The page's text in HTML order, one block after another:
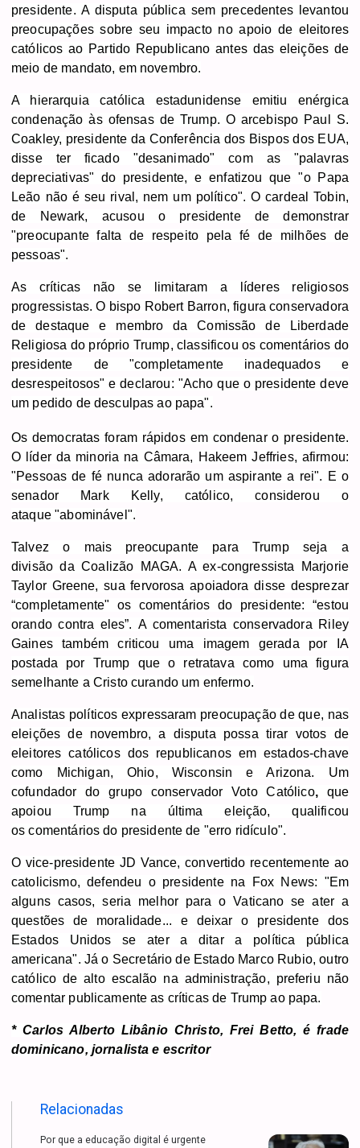
presidente. A disputa pública sem precedentes levantou
preocupações sobre seu impacto no apoio de eleitores
católicos ao Partido Republicano antes das eleições de
meio de mandato, em novembro.
A hierarquia católica estadunidense emitiu enérgica
condenação às ofensas de Trump. O arcebispo Paul S.
Coakley, presidente da Conferência dos Bispos dos EUA,
disse ter ficado "desanimado" com as "palavras
depreciativas" do presidente, e enfatizou que "o Papa
Leão não é seu rival, nem um político". O cardeal Tobin,
de Newark, acusou o presidente de demonstrar
"preocupante falta de respeito pela fé de milhões de
pessoas".
As críticas não se limitaram a líderes religiosos
progressistas. O bispo Robert Barron, figura conservadora
de destaque e membro da Comissão de Liberdade
Religiosa do próprio Trump, classificou os comentários do
presidente de "completamente inadequados e
desrespeitosos" e declarou: "Acho que o presidente deve
um pedido de desculpas ao papa".
Os democratas foram rápidos em condenar o presidente.
O líder da minoria na Câmara, Hakeem Jeffries, afirmou:
"Pessoas de fé nunca adorarão um aspirante a rei". E o
senador Mark Kelly, católico,
considerou
o
ataque "abominável".
Talvez o mais preocupante para Trump seja a
divisão da Coalizão MAGA. A ex-congressista Marjorie
Taylor Greene, sua fervorosa apoiadora disse desprezar
“completamente" os comentários do presidente: “estou
orando contra eles”. A comentarista conservadora Riley
Gaines também criticou uma imagem gerada por IA
postada por Trump que o retratava como uma figura
semelhante a Cristo curando um enfermo.
Analistas políticos expressaram preocupação de que, nas
eleições de novembro, a disputa possa tirar votos de
eleitores católicos dos republicanos em estados-chave
como Michigan, Ohio, Wisconsin e Arizona. Um
cofundador do grupo conservador Voto Católico,que
apoiou Trump na última eleição, qualificou
os comentários do presidente de "erro ridículo".
O vice-presidente JD Vance, convertido recentemente ao
catolicismo, defendeu o presidente na Fox News: "Em
alguns casos, seria melhor para o Vaticano se ater a
questões de moralidade... e deixar o presidente dos
Estados Unidos se ater a ditar a política pública
americana". Já o Secretário de Estado Marco Rubio, outro
católico de alto escalão na administração, preferiu não
comentar publicamente as críticas de Trump ao papa.
* Carlos Alberto Libânio Christo, Frei Betto, é frade
dominicano, jornalista e escritor
Relacionadas
Por que a educação digital é urgente